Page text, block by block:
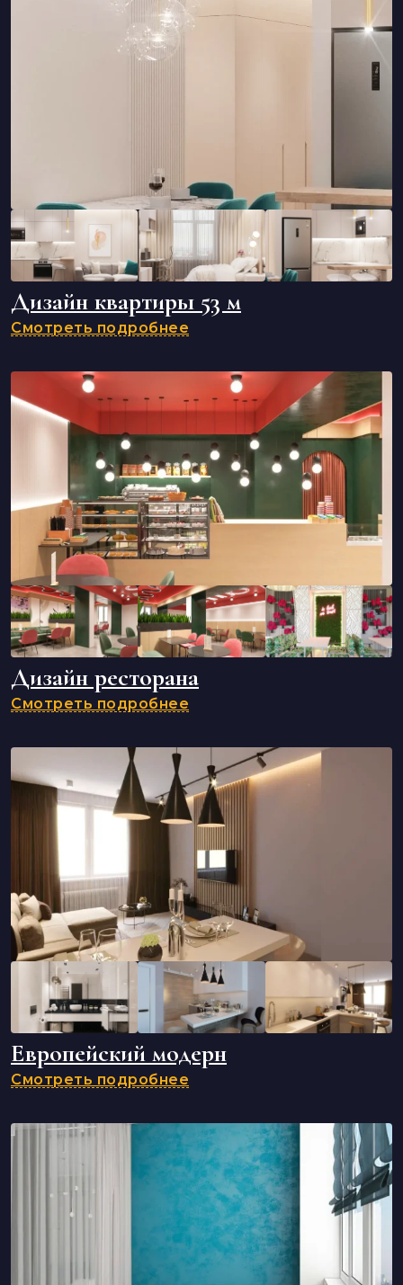
Дизайн квартиры 53 м
Смотреть подробнее
Дизайн ресторана
Смотреть подробнее
Европейский модерн
Смотреть подробнее